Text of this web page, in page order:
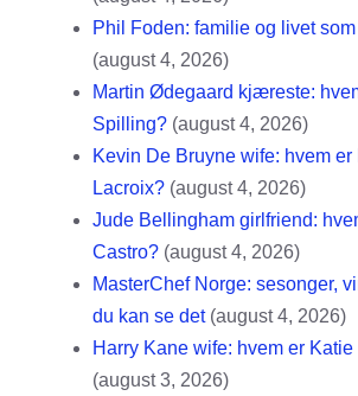
Phil Foden: familie og livet
(august 4, 2026)
Martin Ødegaard kjæreste:
Spilling? (august 4, 2026)
Kevin De Bruyne wife: hvem er
Lacroix? (august 4, 2026)
Jude Bellingham girlfriend:
Castro? (august 4, 2026)
MasterChef Norge: sesonger,
du kan se det (august 4, 2026)
Harry Kane wife: hvem er
(august 3, 2026)